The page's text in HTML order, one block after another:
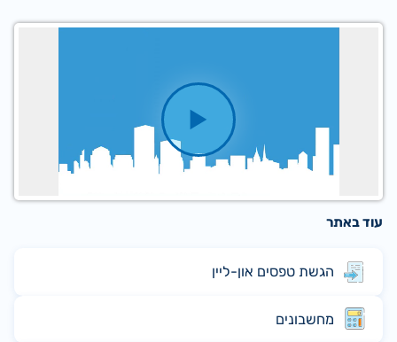
עוד באתר
הגשת טפסים און-ליין
מחשבונים